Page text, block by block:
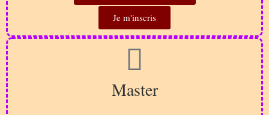
Je m'inscris
Master